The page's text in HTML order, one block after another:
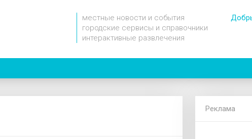
местные новости и события
городские сервисы и справочники
интерактивные развлечения
Реклама